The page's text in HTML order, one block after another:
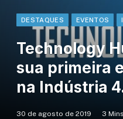
DESTAQUES EVENTOS
Technology
sua primeira
na Indústria
30 de agosto de 2019 3